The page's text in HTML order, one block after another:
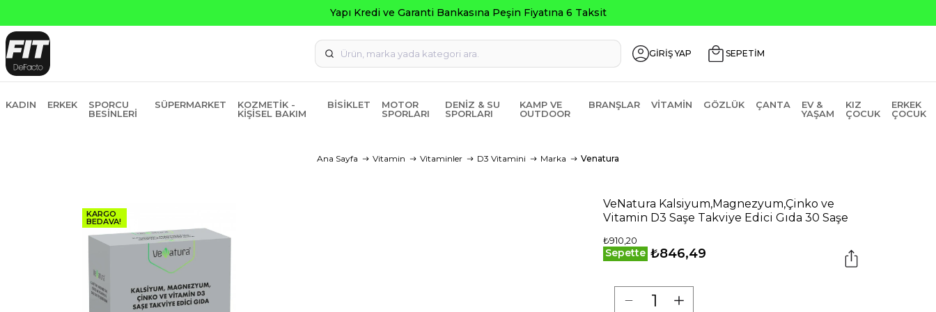
GİRİŞ YAP SEPETİM
KADIN ERKEK
SPORCU
BESINLERI
SÜPERMARKET
KOZMETIK -
KIŞISEL BAKIM
BISIKLET
MOTOR
SPORLARI
DENIZ & SU
SPORLARI
KAMP VE
OUTDOOR
BRANŞLAR VITAMIN GÖZLÜK ÇANTA
EV &
YAŞAM
KIZ
ÇOCUK
ERKEK
ÇOCUK
Ana Sayfa Vitamin Vitaminler D3 Vitamini Marka Venatura
KARGO
BEDAVA!
VeNatura Kalsiyum,Magnezyum,Çinko ve
Vitamin D3 Saşe Takviye Edici Gıda 30 Saşe
₺910,20
Sepette ₺846,49